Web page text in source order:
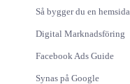
Så bygger du en hemsida
Digital Marknadsföring
Facebook Ads Guide
Synas på Google